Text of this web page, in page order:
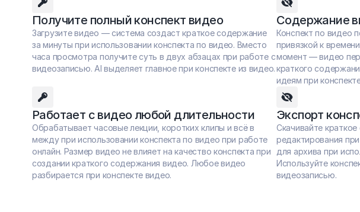
Получите полный конспект видео
Загрузите видео — система создаст краткое содержание
за минуты при использовании конспекта по видео. Вместо
часа просмотра получите суть в двух абзацах при работе с
видеозаписью. AI выделяет главное при конспекте из видео.
Содержание
Конспект по видео
привязкой к
момент — видео
краткого
идеям при
Работает с видео любой длительности
Обрабатывает часовые лекции, коротких клипы и всё в
между при использовании конспекта по видео при работе
онлайн. Размер видео не влияет на качество конспекта при
создании краткого содержания видео. Любое видео
разбирается при конспекте видео.
Экспорт
Скачивайте
редактирования
для архива при
Используйте
видеозаписью.